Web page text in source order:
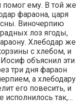
помог ему. В той же
фараона, царя
Виночерпию
лоз ягоды,
Хлебодар же
с хлебом, и
объяснил эти
три дня фараон
а хлебодару
его повесить, и
исполнилось так,…